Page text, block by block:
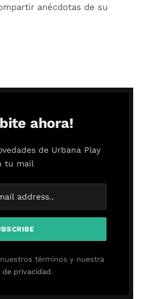
anécdotas de su
ahora!
de Urbana Play
tu mail
términos y nuestra
privacidad.